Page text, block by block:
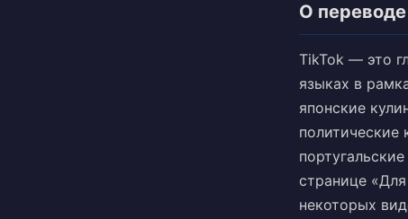
О
TikTok — это
языках в
японские
политические
странице
некоторых